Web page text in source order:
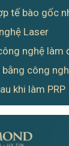
tế bào gốc
Laser
nghệ làm
công
khi làm PRP